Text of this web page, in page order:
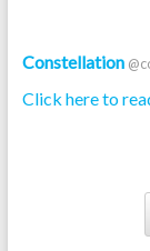
Constellation
Click here to